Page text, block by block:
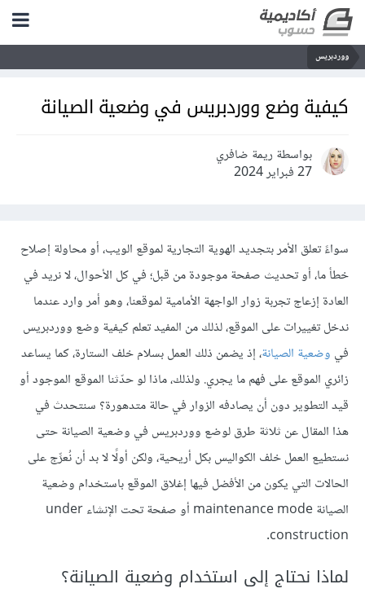
ووردبريس
كيفية وضع ووردبريس في وضعية الصيانة
بواسطة ريمة ضافري
27 فبراير 2024
سواءً تعلق الأمر بتجديد الهوية التجارية لموقع الويب، أو محاولة إصلاح
خطأ ما، أو تحديث صفحة موجودة من قبل؛ في كل الأحوال، لا نريد في
العادة إزعاج تجربة زوار الواجهة الأمامية لموقعنا، وهو أمر وارد عندما
ندخل تغييرات على الموقع، لذلك من المفيد تعلم كيفية وضع ووردبريس
في وضعية الصيانة، إذ يضمن ذلك العمل بسلام خلف الستارة، كما يساعد
زائري الموقع على فهم ما يجري. ولذلك، ماذا لو حدّثنا الموقع الموجود أو
قيد التطوير دون أن يصادفه الزوار في حالة متدهورة؟ سنتحدث في
هذا المقال عن ثلاثة طرق لوضع ووردبريس في وضعية الصيانة حتى
نستطيع العمل خلف الكواليس بكل أريحية، ولكن أولًا لا بد أن نُعرِّج على
الحالات التي يكون من الأفضل فيها إغلاق الموقع باستخدام وضعية
الصيانة maintenance mode أو صفحة تحت الإنشاء under
construction.
لماذا نحتاج إلى استخدام وضعية الصيانة؟